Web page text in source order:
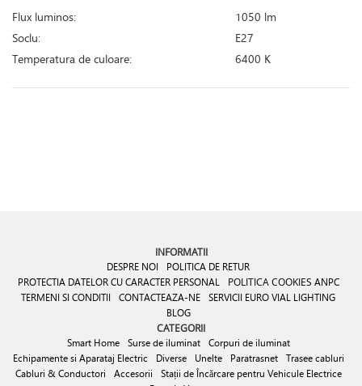
Flux luminos:
1050 lm
Soclu:
E27
Temperatura de culoare:
6400 K
INFORMATII
DESPRE NOI
POLITICA DE RETUR
PROTECTIA DATELOR CU CARACTER PERSONAL
POLITICA COOKIES ANPC
TERMENI SI CONDITII
CONTACTEAZA-NE SERVICII EURO VIAL LIGHTING
BLOG
CATEGORII
Smart Home Surse de iluminat
Corpuri de iluminat
Echipamente si Aparataj Electric
Diverse Unelte Paratrasnet
Trasee cabluri
Cabluri & Conductori
Accesorii
Stații de Încărcare pentru Vehicule Electrice